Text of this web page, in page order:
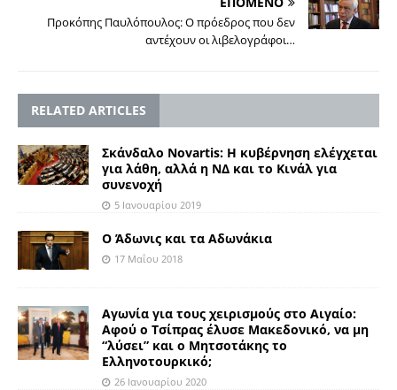
Προκόπης Παυλόπουλος: Ο πρόεδρος που δεν
αντέχουν οι λιβελογράφοι…
RELATED ARTICLES
Σκάνδαλο Novartis: Η κυβέρνηση ελέγχεται
για λάθη, αλλά η ΝΔ και το Κινάλ για
συνενοχή
5 Ιανουαρίου 2019
Ο Άδωνις και τα Αδωνάκια
17 Μαΐου 2018
Αγωνία για τους χειρισμούς στο Αιγαίο:
Αφού ο Τσίπρας έλυσε Μακεδονικό, να μη
“λύσει” και ο Μητσοτάκης το
Ελληνοτουρκικό;
26 Ιανουαρίου 2020